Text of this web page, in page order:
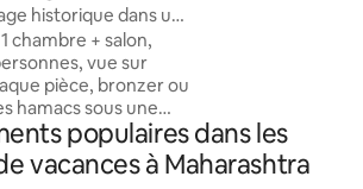
historique dans une
chambre + salon,
vue sur
pièce, bronzer ou
hamacs sous une
profiter de noix
nos arbres, repas
venteux, ciel étoilé
à l'intérieur...
populaires dans les
vacances à Maharashtra